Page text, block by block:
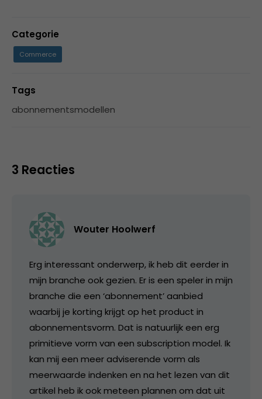
Categorie
Commerce
Tags
abonnementsmodellen
3 Reacties
Wouter Hoolwerf
Erg interessant onderwerp, ik heb dit eerder in
mijn branche ook gezien. Er is een speler in mijn
branche die een ‘abonnement’ aanbied
waarbij je korting krijgt op het product in
abonnementsvorm. Dat is natuurlijk een erg
primitieve vorm van een subscription model. Ik
kan mij een meer adviserende vorm als
meerwaarde indenken en na het lezen van dit
artikel heb ik ook meteen plannen om dat uit